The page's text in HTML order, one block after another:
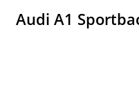
Audi A1